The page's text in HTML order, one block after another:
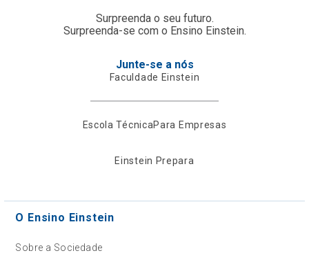
Surpreenda o seu futuro.
Surpreenda-se com o Ensino Einstein.
Junte-se a nós
Faculdade Einstein
Escola TécnicaPara Empresas
Einstein Prepara
O Ensino Einstein
Sobre a Sociedade